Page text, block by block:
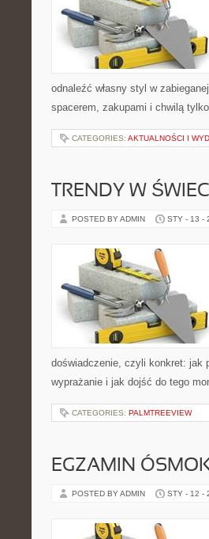
odnaleźć własny styl w
spacerem, zakupami i chwilą
CATEGORIES: AKTUALNOŚCI I
TRENDY W
POSTED BY ADMIN STY - 13 -
doświadczenie, czyli konkret: jak
wyprażanie i jak dojść do tego
CATEGORIES: PALMTREEVIEW
EGZAMIN
POSTED BY ADMIN STY - 12 -